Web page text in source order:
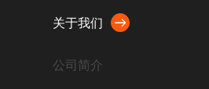
关于我们
公司简介